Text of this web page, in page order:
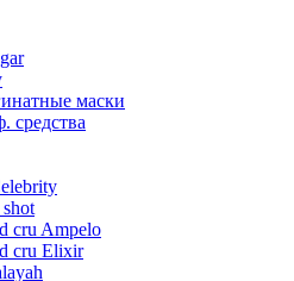
маски
средства
cru Ampelo
сru Elixir